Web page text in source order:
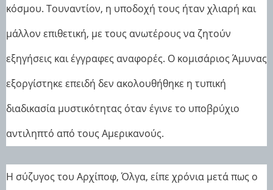
κόσμου. Τουναντίον, η υποδοχή τους ήταν χλιαρή και
μάλλον επιθετική, με τους ανωτέρους να ζητούν
εξηγήσεις και έγγραφες αναφορές. Ο κομισάριος Άμυνας
εξοργίστηκε επειδή δεν ακολουθήθηκε η τυπική
διαδικασία μυστικότητας όταν έγινε το υποβρύχιο
αντιληπτό από τους Αμερικανούς.
Η σύζυγος του Αρχίποφ, Όλγα, είπε χρόνια μετά πως ο